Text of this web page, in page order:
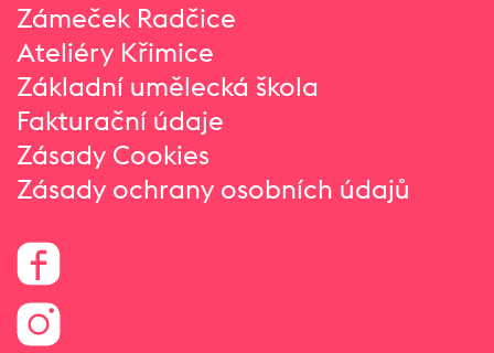
Zámeček Radčice
Ateliéry Křimice
Základní umělecká škola
Fakturační údaje
Zásady Cookies
Zásady ochrany osobních údajů